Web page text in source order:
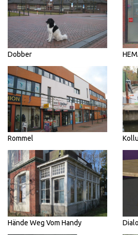
Dobber
Rommel
Hände Weg Vom Handy